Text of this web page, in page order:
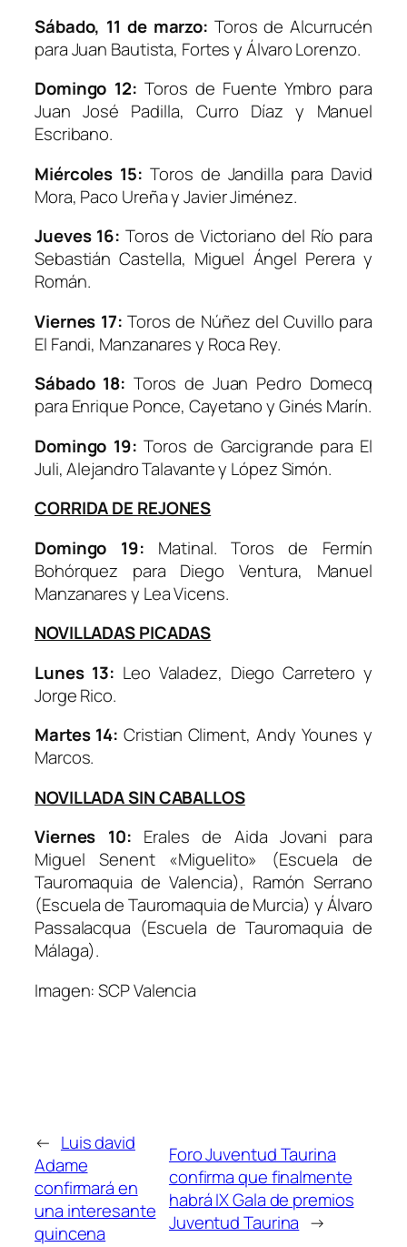
Sábado, 11 de marzo: Toros de Alcurrucén
para Juan Bautista, Fortes y Álvaro Lorenzo.
Domingo 12: Toros de Fuente Ymbro para
Juan José Padilla, Curro Díaz y Manuel
Escribano.
Miércoles 15: Toros de Jandilla para David
Mora, Paco Ureña y Javier Jiménez.
Jueves 16: Toros de Victoriano del Río para
Sebastián Castella, Miguel Ángel Perera y
Román.
Viernes 17: Toros de Núñez del Cuvillo para
El Fandi, Manzanares y Roca Rey.
Sábado 18: Toros de Juan Pedro Domecq
para Enrique Ponce, Cayetano y Ginés Marín.
Domingo 19: Toros de Garcigrande para El
Juli, Alejandro Talavante y López Simón.
CORRIDA DE REJONES
Domingo 19: Matinal. Toros de Fermín
Bohórquez para Diego Ventura, Manuel
Manzanares y Lea Vicens.
NOVILLADAS PICADAS
Lunes 13: Leo Valadez, Diego Carretero y
Jorge Rico.
Martes 14: Cristian Climent, Andy Younes y
Marcos.
NOVILLADA SIN CABALLOS
Viernes 10: Erales de Aida Jovani para
Miguel Senent «Miguelito» (Escuela de
Tauromaquia de Valencia), Ramón Serrano
(Escuela de Tauromaquia de Murcia) y Álvaro
Passalacqua (Escuela de Tauromaquia de
Málaga).
Imagen: SCP Valencia
← Luis david
Adame
confirmará en
una interesante
quincena
Foro Juventud Taurina
confirma que finalmente
habrá IX Gala de premios
Juventud Taurina →